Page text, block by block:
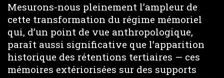
Mesurons-nous pleinement l’ampleur de
cette transformation du régime mémoriel
qui, d’un point de vue anthropologique,
paraît aussi significative que l’apparition
historique des rétentions tertiaires — ces
mémoires extériorisées sur des supports